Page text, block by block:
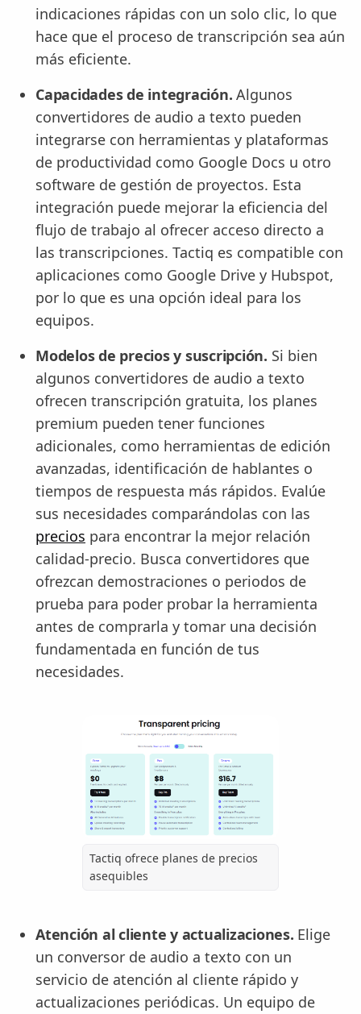
indicaciones rápidas con un solo clic, lo que
hace que el proceso de transcripción sea aún
más eficiente.
Capacidades de integración. Algunos
convertidores de audio a texto pueden
integrarse con herramientas y plataformas
de productividad como Google Docs u otro
software de gestión de proyectos. Esta
integración puede mejorar la eficiencia del
flujo de trabajo al ofrecer acceso directo a
las transcripciones. Tactiq es compatible con
aplicaciones como Google Drive y Hubspot,
por lo que es una opción ideal para los
equipos.
Modelos de precios y suscripción. Si bien
algunos convertidores de audio a texto
ofrecen transcripción gratuita, los planes
premium pueden tener funciones
adicionales, como herramientas de edición
avanzadas, identificación de hablantes o
tiempos de respuesta más rápidos. Evalúe
sus necesidades comparándolas con las
precios para encontrar la mejor relación
calidad-precio. Busca convertidores que
ofrezcan demostraciones o periodos de
prueba para poder probar la herramienta
antes de comprarla y tomar una decisión
fundamentada en función de tus
necesidades.
Tactiq ofrece planes de precios
asequibles
Atención al cliente y actualizaciones. Elige
un conversor de audio a texto con un
servicio de atención al cliente rápido y
actualizaciones periódicas. Un equipo de